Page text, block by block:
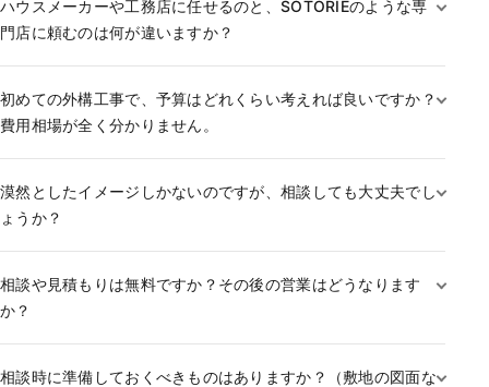
ハウスメーカーや工務店に任せるのと、SOTORIEのような専
門店に頼むのは何が違いますか？
初めての外構工事で、予算はどれくらい考えれば良いですか？
費用相場が全く分かりません。
漠然としたイメージしかないのですが、相談しても大丈夫でし
ょうか？
相談や見積もりは無料ですか？その後の営業はどうなります
か？
相談時に準備しておくべきものはありますか？（敷地の図面な